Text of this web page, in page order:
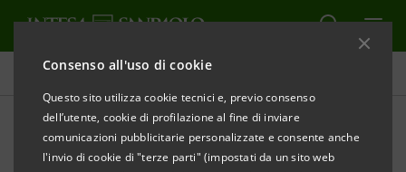
Consenso all'uso di cookie
Questo sito utilizza cookie tecnici e, previo consenso
dell’utente, cookie di profilazione al fine di inviare
comunicazioni pubblicitarie personalizzate e consente anche
l'invio di cookie di "terze parti" (impostati da un sito web
Comunicati stampa
STAMPA AGGIORNA
MEDIOFACTORING (GRUPPO INTESA SANPAOLO):